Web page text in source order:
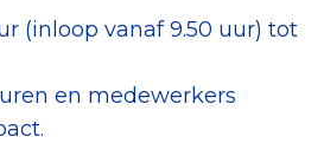
(inloop vanaf 9.50 uur) tot
en medewerkers